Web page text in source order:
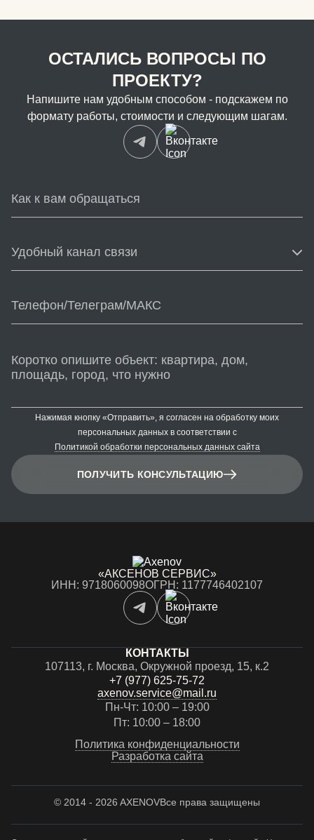
ОСТАЛИСЬ ВОПРОСЫ ПО
ПРОЕКТУ?
Напишите нам удобным способом - подскажем по
формату работы, стоимости и следующим шагам.
Удобный канал связи
ПОЛУЧИТЬ КОНСУЛЬТАЦИЮ
Нажимая кнопку «Отправить», я согласен на обработку моих
персональных данных в соответствии с
Политикой обработки персональных данных сайта
«АКСЕНОВ СЕРВИС»
ИНН: 9718060098ОГРН: 1177746402107
КОНТАКТЫ
107113, г. Москва, Окружной проезд, 15, к.2
+7 (977) 625-75-72
axenov.service@mail.ru
Пн-Чт: 10:00 – 19:00
Пт: 10:00 – 18:00
Политика конфиденциальности
Разработка сайта
© 2014 - 2026 AXENOVВсе права защищены